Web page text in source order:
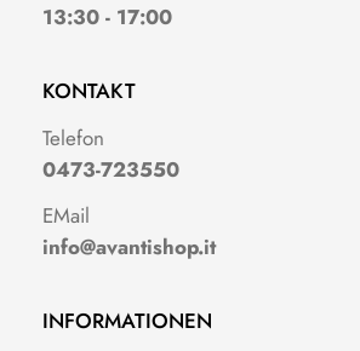
13:30 - 17:00
KONTAKT
Telefon
0473-723550
EMail
info@avantishop.it
INFORMATIONEN